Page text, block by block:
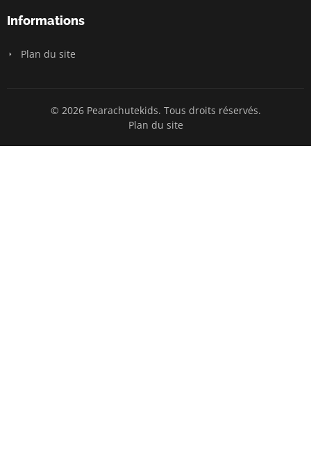
Informations
Plan du site
© 2026 Pearachutekids. Tous droits réservés.
Plan du site